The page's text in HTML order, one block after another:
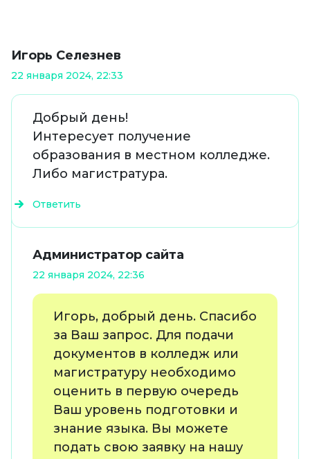
Игорь Селезнев
22 января 2024, 22:33
Добрый день!
Интересует получение
образования в местном колледже.
Либо магистратура.
Ответить
Администратор сайта
22 января 2024, 22:36
Игорь, добрый день. Спасибо
за Ваш запрос. Для подачи
документов в колледж или
магистратуру необходимо
оценить в первую очередь
Ваш уровень подготовки и
знание языка. Вы можете
подать свою заявку на нашу